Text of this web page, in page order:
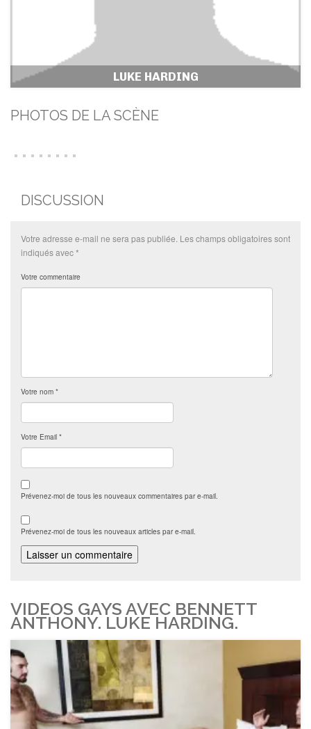
LUKE HARDING
PHOTOS DE LA SCÈNE
DISCUSSION
Votre adresse e-mail ne sera pas publiée. Les champs obligatoires sont
indiqués avec*
Votre commentaire
Votre nom *
Votre Email *
Prévenez-moi de tous les nouveaux commentaires par e-mail.
Prévenez-moi de tous les nouveaux articles par e-mail.
VIDEOS GAYS AVEC BENNETT
ANTHONY. LUKE HARDING.